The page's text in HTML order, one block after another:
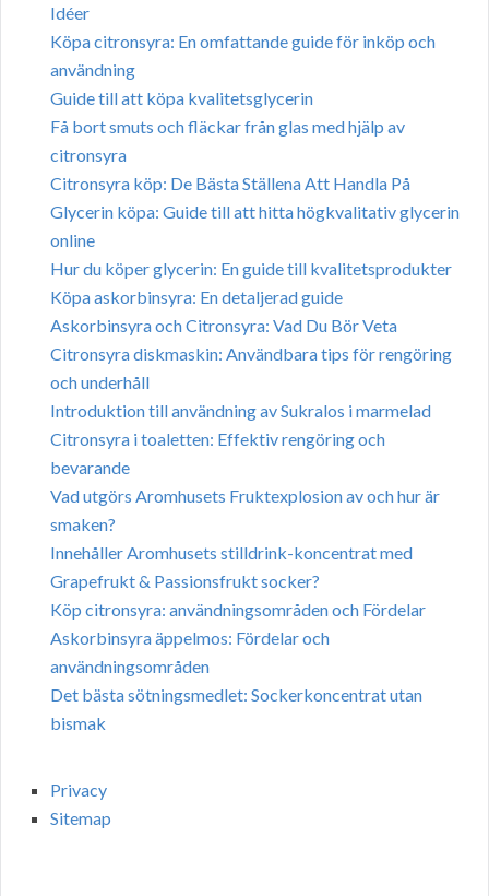
Idéer
Köpa citronsyra: En omfattande guide för inköp och
användning
Guide till att köpa kvalitetsglycerin
Få bort smuts och fläckar från glas med hjälp av
citronsyra
Citronsyra köp: De Bästa Ställena Att Handla På
Glycerin köpa: Guide till att hitta högkvalitativ glycerin
online
Hur du köper glycerin: En guide till kvalitetsprodukter
Köpa askorbinsyra: En detaljerad guide
Askorbinsyra och Citronsyra: Vad Du Bör Veta
Citronsyra diskmaskin: Användbara tips för rengöring
och underhåll
Introduktion till användning av Sukralos i marmelad
Citronsyra i toaletten: Effektiv rengöring och
bevarande
Vad utgörs Aromhusets Fruktexplosion av och hur är
smaken?
Innehåller Aromhusets stilldrink-koncentrat med
Grapefrukt & Passionsfrukt socker?
Köp citronsyra: användningsområden och Fördelar
Askorbinsyra äppelmos: Fördelar och
användningsområden
Det bästa sötningsmedlet: Sockerkoncentrat utan
bismak
Privacy
Sitemap